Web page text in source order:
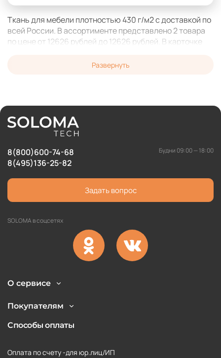
Ткань для мебели плотностью 430 г/м2 с доставкой по
всей России. В ассортименте представлено 2 товара
по цене от 12626 рублей до 12626 рублей. В карточке
поставщиков комплектующих.
изготовления или ремонта вашей мебели. Наша
команда гарантирует качество поставляемой
функциональной и лицевой мебельной фурнитуры.
Консультанты помогут на любых этапах работы с
сайтом.
необходим, здесь сможете получить наилучшую цену,
так-как мы сотрудничаем напрямую с производителем
и можем доставить товар в короткие сроки
Развернуть
8(800)600-74-68
8(495)136-25-82
Будни 09:00 — 18:00
Задать вопрос
SOLOMA в соцсетях
О сервисе
Покупателям
Способы оплаты
Оплата по счету -для юр.лиц/ИП